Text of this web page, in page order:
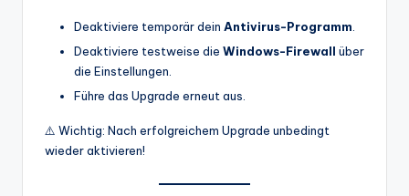
Deaktiviere temporär dein Antivirus-Programm
Deaktiviere testweise die Windows-Firewall über
die Einstellungen.
Führe das Upgrade erneut aus.
⚠️ Wichtig: Nach erfolgreichem Upgrade unbedingt
wieder aktivieren!